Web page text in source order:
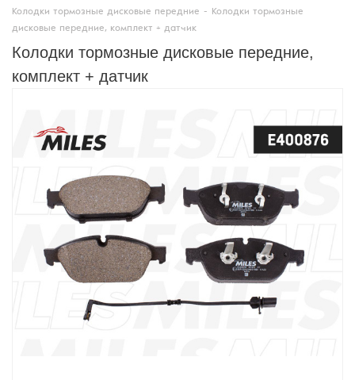
Колодки тормозные дисковые передние -
Колодки тормозные
дисковые передние, комплект + датчик
Колодки тормозные дисковые передние,
комплект + датчик